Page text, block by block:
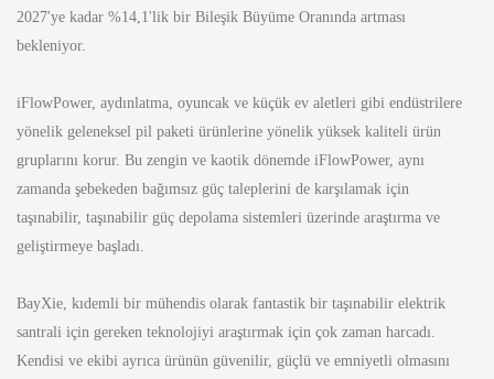
2027'ye kadar %14,1'lik bir Bileşik Büyüme Oranında artması
bekleniyor.
iFlowPower, aydınlatma, oyuncak ve küçük ev aletleri gibi endüstrilere
yönelik geleneksel pil paketi ürünlerine yönelik yüksek kaliteli ürün
gruplarını korur. Bu zengin ve kaotik dönemde iFlowPower, aynı
zamanda şebekeden bağımsız güç taleplerini de karşılamak için
taşınabilir, taşınabilir güç depolama sistemleri üzerinde araştırma ve
geliştirmeye başladı.
BayXie, kıdemli bir mühendis olarak fantastik bir taşınabilir elektrik
santrali için gereken teknolojiyi araştırmak için çok zaman harcadı.
Kendisi ve ekibi ayrıca ürünün güvenilir, güçlü ve emniyetli olmasını